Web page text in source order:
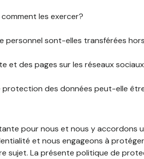
les exercer?
personnel sont-elles transférées
et des pages sur les réseaux
des données peut-elle
pour nous et nous y accordons
et nous engageons à
sujet. La présente politique de